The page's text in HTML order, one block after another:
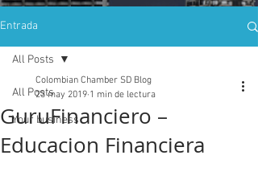
Entrada
All Posts
Your business
All Posts
GuruFinanciero –
Educacion Financiera
Colombian Chamber SD Blog
23 may 2019 1 min de lectura